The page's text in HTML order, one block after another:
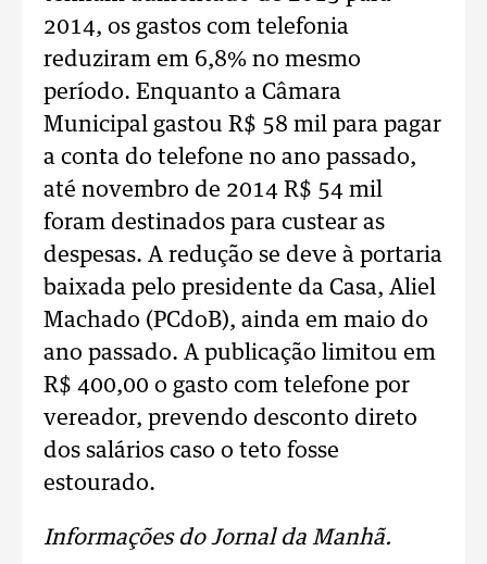
2014, os gastos com telefonia
reduziram em 6,8% no mesmo
período. Enquanto a Câmara
Municipal gastou R$ 58 mil para pagar
a conta do telefone no ano passado,
até novembro de 2014 R$ 54 mil
foram destinados para custear as
despesas. A redução se deve à portaria
baixada pelo presidente da Casa, Aliel
Machado (PCdoB), ainda em maio do
ano passado. A publicação limitou em
R$ 400,00 o gasto com telefone por
vereador, prevendo desconto direto
dos salários caso o teto fosse
estourado.
Informações do Jornal da Manhã.